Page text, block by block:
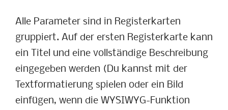
Alle Parameter sind in Registerkarten
gruppiert. Auf der ersten Registerkarte kann
ein Titel und eine vollständige Beschreibung
eingegeben werden (Du kannst mit der
Textformatierung spielen oder ein Bild
einfügen, wenn die WYSIWYG-Funktion